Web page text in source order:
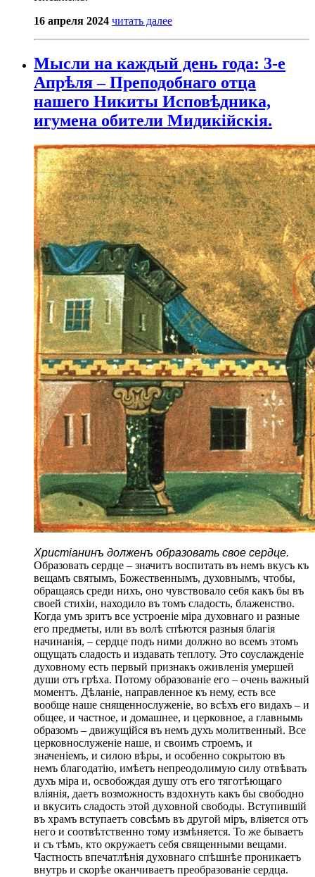
16 апреля 2024 читать далее
Мысли на каждый день года: 3-е
Апрѣля – Преподобнаго отца
нашего Никиты Исповѣдника,
игумена обители Мидикійскія.
Христіанинъ долженъ образовать свое сердце.
Образовать сердце – значитъ воспитать въ немъ вкусъ къ
вещамъ святымъ, Божественнымъ, духовнымъ, чтобы,
обращаясь среди нихъ, оно чувствовало себя какъ бы въ
своей стихіи, находило въ томъ сладость, блаженство.
Когда умъ зритъ все устроеніе міра духовнаго и разные
его предметы, или въ волѣ спѣются разныя благія
начинанія, – сердце подъ ними должно во всемъ этомъ
ощущать сладость и издавать теплоту. Это соуслажденіе
духовному есть первый признакъ оживленія умершей
души отъ грѣха. Потому образованіе его – очень важный
моментъ. Дѣланіе, направленное къ нему, есть все
вообще наше снященнослуженіе, во всѣхъ его видахъ – и
общее, и частное, и домашнее, и церковное, а главнымь
образомъ – движущійся въ немъ духъ молитвенный. Все
церковнослуженіе наше, и своимъ строемъ, и
значеніемъ, и силою вѣры, и особенно сокрытою въ
немъ благодатію, имѣетъ непреодолимую силу отвѣвать
духъ міра и, освобождая душу отъ его тяготѣющаго
вліянія, даетъ возможность вздохнуть какъ бы свободно
и вкусить сладость этой духовной свободы. Вступившій
въ храмъ вступаетъ совсѣмъ въ другой міръ, вліяется отъ
него и соотвѣтственно тому измѣняется. То же бываетъ
и съ тѣмъ, кто окружаетъ себя священными вещами.
Частность впечатлѣнія духовнаго спѣшнѣе проникаетъ
внутрь и скорѣе оканчиваетъ преобразованіе сердца.